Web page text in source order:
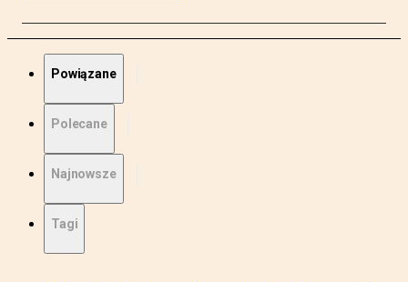
Powiązane
Polecane
Najnowsze
Tagi